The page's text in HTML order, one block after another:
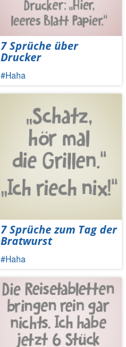
7 Sprüche über
Drucker
#Haha
7 Sprüche zum Tag der
Bratwurst
#Haha